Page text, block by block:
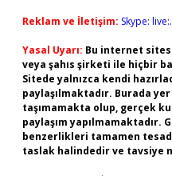
Reklam ve İletişim: Skype:
Yasal Uyarı: Bu internet
veya şahıs şirketi ile hiçbir
Sitede yalnızca kendi
paylaşılmaktadır. Burada
taşımamakta olup, gerçek
paylaşım yapılmamaktadır.
benzerlikleri tamamen
taslak halindedir ve tavsiye